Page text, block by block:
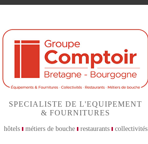
SPECIALISTE DE L'EQUIPEMENT
& FOURNITURES
hôtels métiers de bouche restaurants collectivités